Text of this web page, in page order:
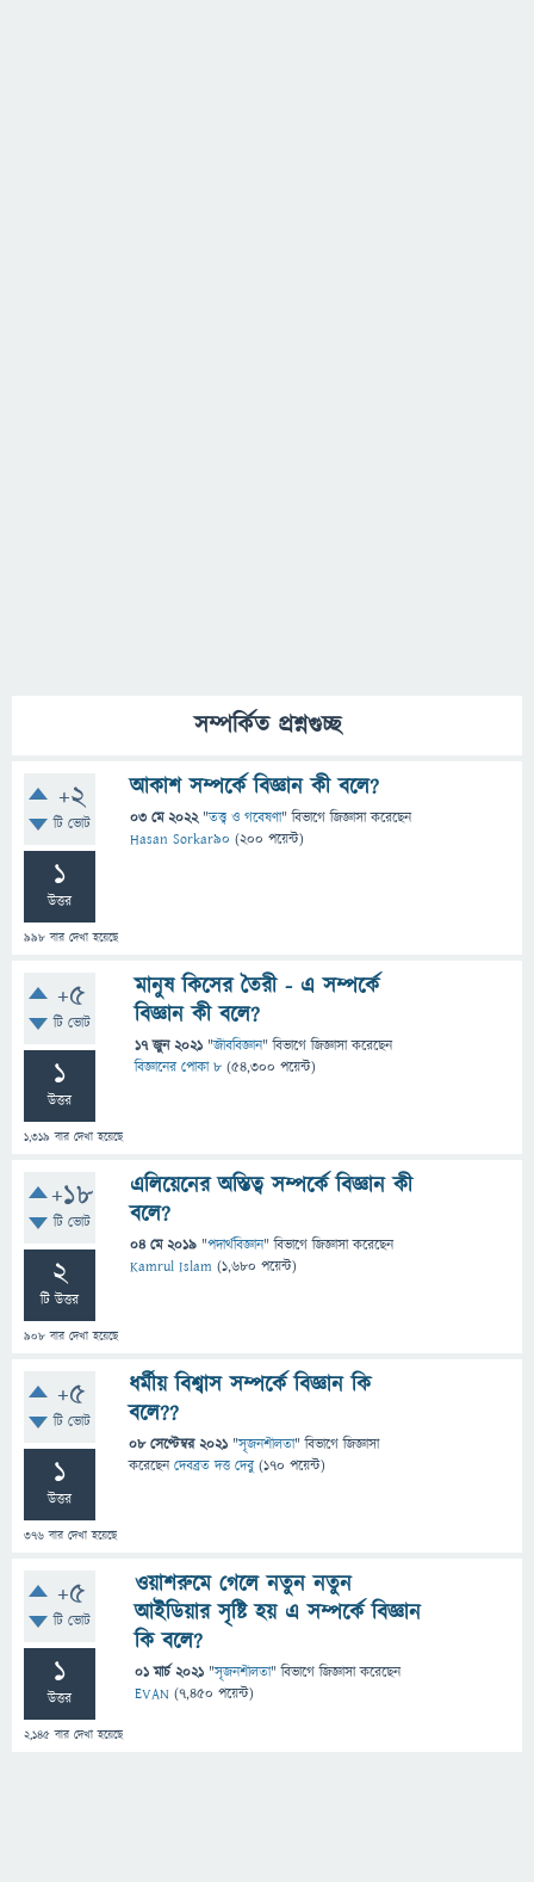
সম্পর্কিত প্রশ্নগুচ্ছ
+2
টি ভোট
1
উত্তর
998 বার দেখা হয়েছে
আকাশ সম্পর্কে বিজ্ঞান কী বলে?
03 মে 2022 "তত্ত্ব ও গবেষণা" বিভাগে জিজ্ঞাসাকরেছেন
Hasan Sorkar90 (200 পয়েন্ট)
+5
টি ভোট
1
উত্তর
1,319 বার দেখা হয়েছে
মানুষ কিসের তৈরী - এ সম্পর্কে
বিজ্ঞান কী বলে?
17 জুন 2021 "জীববিজ্ঞান" বিভাগে জিজ্ঞাসাকরেছেন
বিজ্ঞানের পোকা ৮ (54,300 পয়েন্ট)
+18
টি ভোট
2
টি উত্তর
908 বার দেখা হয়েছে
এলিয়েনের অস্তিত্ব সম্পর্কে বিজ্ঞান কী
বলে?
04 মে 2019 "পদার্থবিজ্ঞান" বিভাগে জিজ্ঞাসাকরেছেন
Kamrul Islam (1,680 পয়েন্ট)
+5
টি ভোট
1
উত্তর
376 বার দেখা হয়েছে
ধর্মীয় বিশ্বাস সম্পর্কে বিজ্ঞান কি
বলে??
08 সেপ্টেম্বর 2021 "সৃজনশীলতা" বিভাগে জিজ্ঞাসা
করেছেনদেবব্রত দত্ত দেবু (170 পয়েন্ট)
+5
টি ভোট
1
উত্তর
2,145 বার দেখা হয়েছে
ওয়াশরুমে গেলে নতুন নতুন
আইডিয়ার সৃষ্টি হয় এ সম্পর্কে বিজ্ঞান
কি বলে?
01 মার্চ 2021 "সৃজনশীলতা" বিভাগে জিজ্ঞাসাকরেছেন
EVAN (7,450 পয়েন্ট)